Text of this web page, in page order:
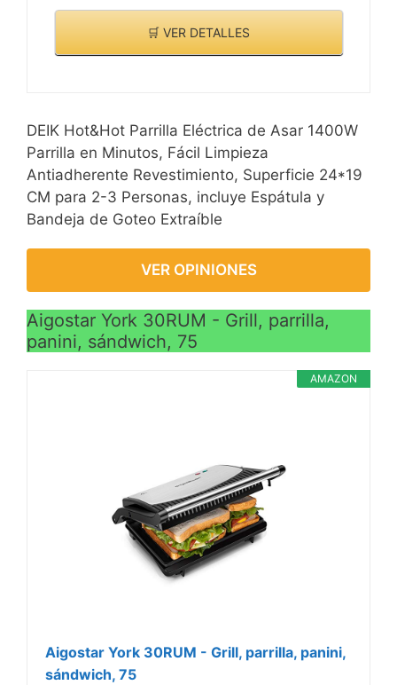
🛒 VER DETALLES
DEIK Hot&Hot Parrilla Eléctrica de Asar 1400W
Parrilla en Minutos, Fácil Limpieza
Antiadherente Revestimiento, Superficie 24*19
CM para 2-3 Personas, incluye Espátula y
Bandeja de Goteo Extraíble
VER OPINIONES
Aigostar York 30RUM - Grill, parrilla,
panini, sándwich, 75
AMAZON
Aigostar York 30RUM - Grill, parrilla, panini,
sándwich, 75